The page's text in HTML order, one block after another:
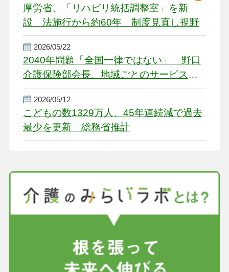
厚労省、「リハビリ統括調整室」を新
設 法施行から約60年 制度見直し視野
2026/05/22
2040年問題「全国一律ではない」 野口
介護保険部会長、地域ごとのサービス基
盤整備を促す
2026/05/12
こどもの数1329万人、45年連続減で過去
最少を更新 総務省推計